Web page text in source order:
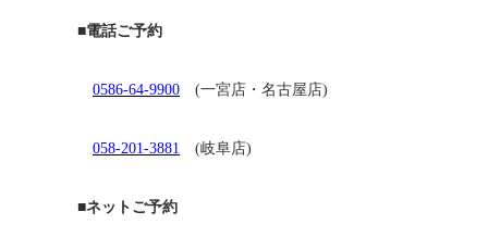
■電話ご予約
0586-64-9900 (一宮店・名古屋店)
058-201-3881 (岐阜店)
■ネットご予約